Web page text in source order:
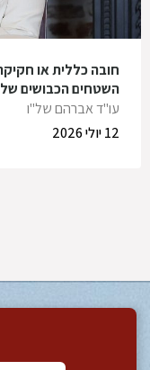
חובה כללית או
השטחים הכבושים
עו"ד אברהם של"ו
12 יולי 2026